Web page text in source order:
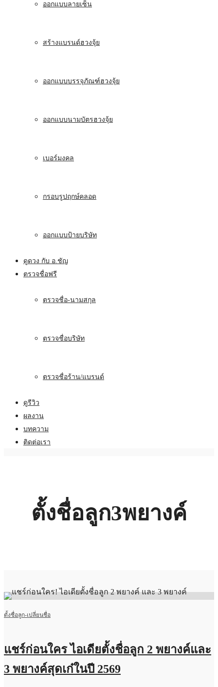
ออกแบบลายเซ็น
สร้างแบรนด์ฮวงจุ้ย
ออกแบบบรรจุภัณฑ์ฮวงจุ้ย
ออกแบบนามบัตรฮวงจุ้ย
เบอร์มงคล
กรอบรูปฤกษ์คลอด
ออกแบบป้ายบริษัท
ดูดวง กับ อ.ชัญ
ตรวจชื่อฟรี
ตรวจชื่อ-นามสกุล
ตรวจชื่อบริษัท
ตรวจชื่อร้าน/แบรนด์
ดูรีวิว
ผลงาน
บทความ
ติดต่อเรา
ตั้งชื่อลูก3พยางค์
ตั้งชื่อลูก-เปลี่ยนชื่อ
แชร์ก่อนใคร ไอเดียตั้งชื่อลูก 2 พยางค์และ
3 พยางค์สุดเก๋ในปี 2569